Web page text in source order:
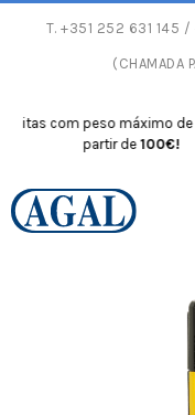
T. +351 252 631 145 /
(CHAMADA
com peso máximo de
partir de100€!